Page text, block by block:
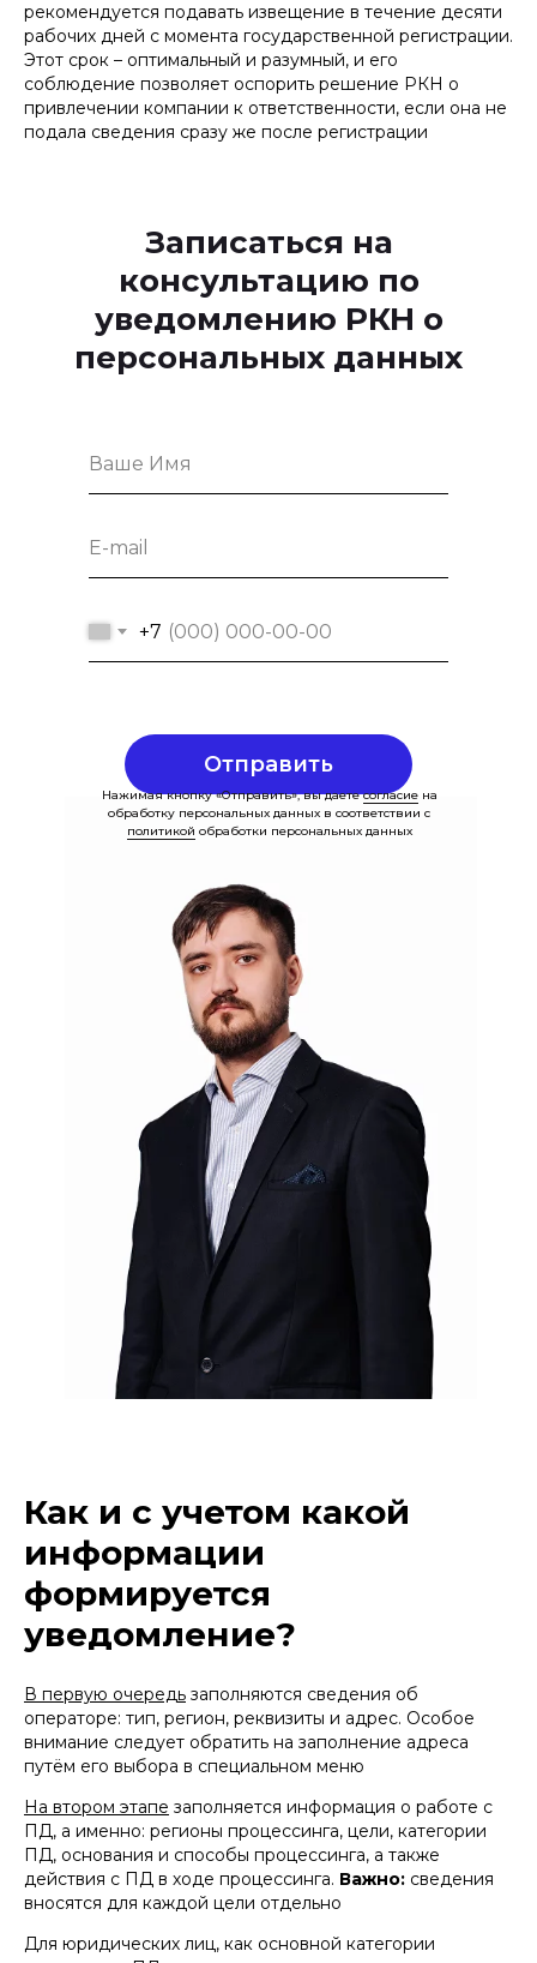
рекомендуется подавать извещение в течение десяти
рабочих дней с момента государственной регистрации.
Этот срок – оптимальный и разумный, и его
соблюдение позволяет оспорить решение РКН о
привлечении компании к ответственности, если она не
подала сведения сразу же после регистрации
Записаться на
консультацию по
уведомлению РКН о
персональных данных
+7
Отправить
Нажимая кнопку «Отправить», вы даетесогласиена
обработку персональных данных в соответствии с
политикой обработки персональных данных
Как и с учетом какой
информации
формируется
уведомление?
В первую очередь заполняются сведения об
операторе: тип, регион, реквизиты и адрес. Особое
внимание следует обратить на заполнение адреса
путём его выбора в специальном меню
На втором этапе заполняется информация о работе с
ПД, а именно: регионы процессинга, цели, категории
ПД, основания и способы процессинга, а также
действия с ПД в ходе процессинга. Важно: сведения
вносятся для каждой цели отдельно
Для юридических лиц, как основной категории